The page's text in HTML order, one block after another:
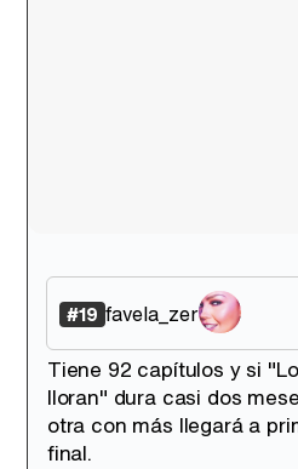
#19 favela_zer
Tiene 92 capítulos y si
lloran" dura casi dos
otra con más llegará a
final.